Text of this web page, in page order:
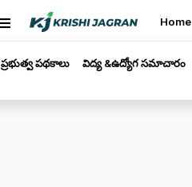
Home
ప్రభుత్వ పథకాలు విద్య &ఉద్యోగ సమాచారం